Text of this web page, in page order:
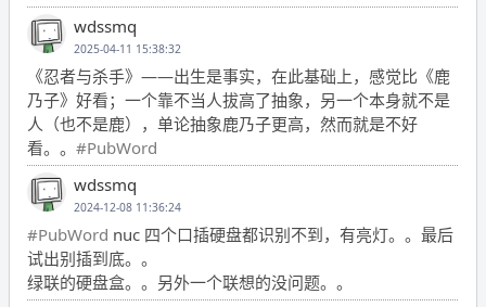
wdssmq
2025-04-11 15:38:32
《忍者与杀手》——出生是事实，在此基础上，感觉比《鹿
乃子》好看；一个靠不当人拔高了抽象，另一个本身就不是
人（也不是鹿），单论抽象鹿乃子更高，然而就是不好
看。。 #PubWord
wdssmq
2024-12-08 11:36:24
#PubWord nuc 四个口插硬盘都识别不到，有亮灯。。最后
试出别插到底。。
绿联的硬盘盒。。另外一个联想的没问题。。